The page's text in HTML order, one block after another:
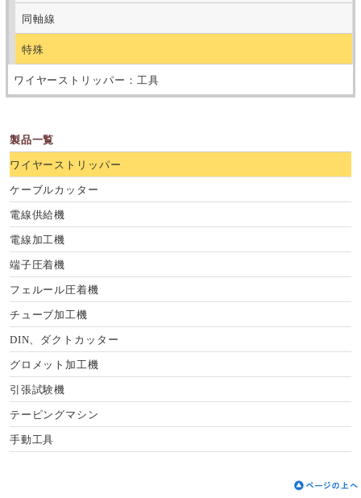
同軸線
特殊
ワイヤーストリッパー：工具
製品一覧
ワイヤーストリッパー
ケーブルカッター
電線供給機
電線加工機
端子圧着機
フェルール圧着機
チューブ加工機
DIN、ダクトカッター
グロメット加工機
引張試験機
テーピングマシン
手動工具